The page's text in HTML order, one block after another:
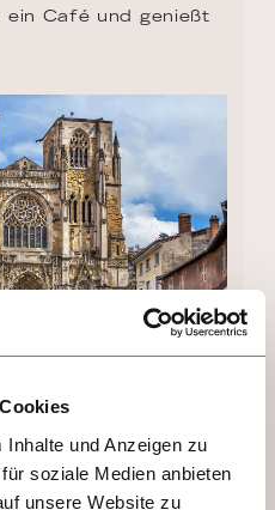
und Anzeigen zu
soziale Medien anbieten
unsere Website zu
ein Café und genießt
liegt Tain-